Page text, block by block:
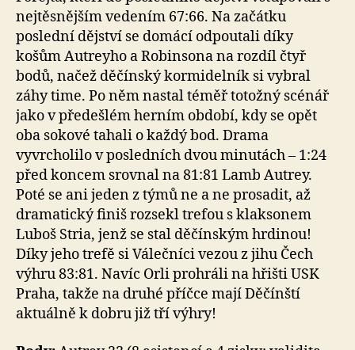
nejtěsnějším vedením 67:66. Na začátku
poslední dějství se domácí odpoutali díky
košům Autreyho a Robinsona na rozdíl čtyř
bodů, načež děčínský kormidelník si vybral
záhy time. Po něm nastal téměř totožný scénář
jako v předešlém herním období, kdy se opět
oba sokové tahali o každý bod. Drama
vyvrcholilo v posledních dvou minutách – 1:24
před koncem srovnal na 81:81 Lamb Autrey.
Poté se ani jeden z týmů ne a ne prosadit, až
dramatický finiš rozsekl trefou s klaksonem
Luboš Stria, jenž se stal děčínským hrdinou!
Díky jeho trefě si Válečníci vezou z jihu Čech
výhru 83:81. Navíc Orli prohráli na hřišti USK
Praha, takže na druhé příčce mají Děčínští
aktuálně k dobru již tří výhry!